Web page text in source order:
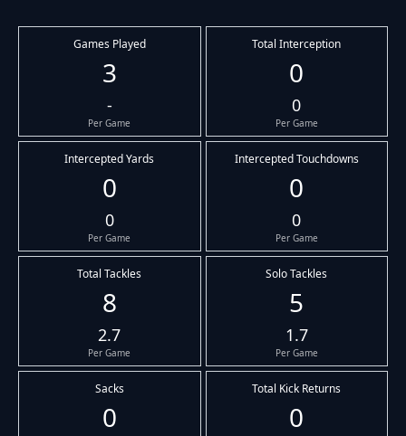
Games Played
3
-
Per Game
Total Interception
0
0
Per Game
Intercepted Yards
0
0
Per Game
Intercepted Touchdowns
0
0
Per Game
Total Tackles
8
2.7
Per Game
Solo Tackles
5
1.7
Per Game
Sacks
0
Total Kick Returns
0